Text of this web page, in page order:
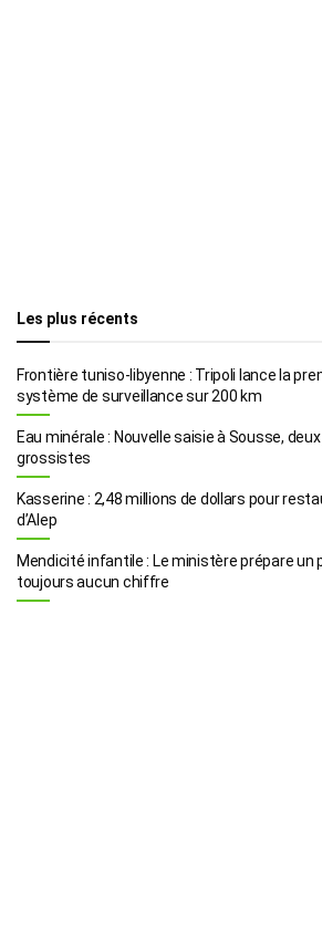
Les plus récents
Frontière tuniso-libyenne : Tripoli lance la
système de surveillance sur 200 km
Eau minérale : Nouvelle saisie à Sousse,
grossistes
Kasserine : 2,48 millions de dollars pour
d’Alep
Mendicité infantile : Le ministère prépare un
toujours aucun chiffre